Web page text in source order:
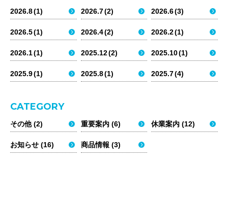
会社案内 採用情報
アクアパイプテック株式会社
TEL：011-676-6227/
▸ 決算公告
▸ 個人情報保護方針
研修施設
TRAINING ROOM
AQUAの森
2026.8(1) 2026.7(2) 2026.6(3)
2026.5(1) 2026.4(2) 2026.2(1)
2026.1(1) 2025.12(2) 2025.10(1)
2025.9(1) 2025.8(1) 2025.7(4)
CATEGORY
その他 (2) 重要案内 (6) 休業案内 (12)
お知らせ (16) 商品情報 (3)